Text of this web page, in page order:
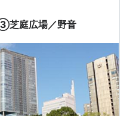
芝庭広場／野音